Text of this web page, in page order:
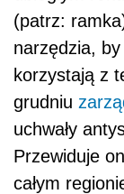
(patrz:
narzędzia,
korzystają z
grudniu
uchwały
Przewiduje
całym